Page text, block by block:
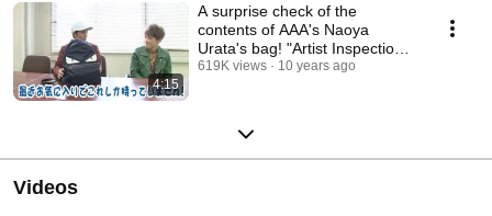
4:15
A surprise check of the
contents of AAA's Naoya
Urata's bag! "Artist Inspection
#9"
619K views 10 years ago
Videos